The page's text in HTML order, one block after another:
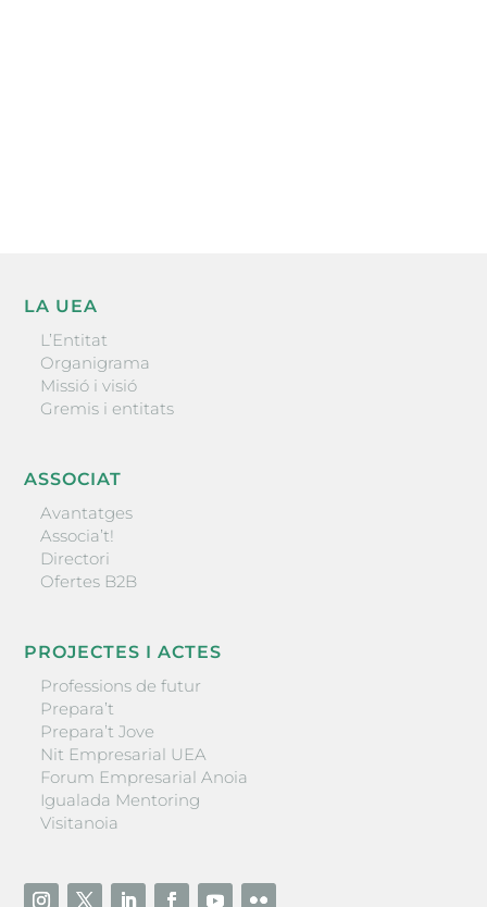
LA UEA
L’Entitat
Organigrama
Missió i visió
Gremis i entitats
ASSOCIAT
Avantatges
Associa’t!
Directori
Ofertes B2B
PROJECTES I ACTES
Professions de futur
Prepara’t
Prepara’t Jove
Nit Empresarial UEA
Forum Empresarial Anoia
Igualada Mentoring
Visitanoia